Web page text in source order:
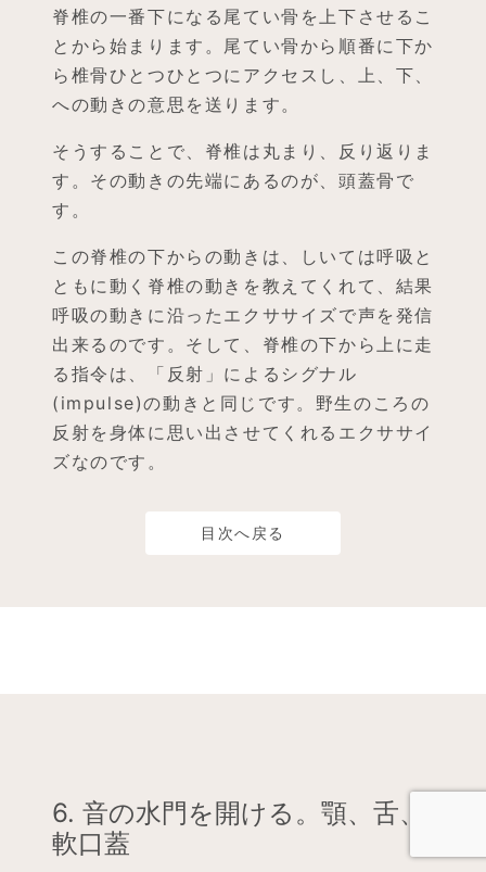
脊椎の一番下になる尾てい骨を上下させるこ
とから始まります。尾てい骨から順番に下か
ら椎骨ひとつひとつにアクセスし、上、下、
への動きの意思を送ります。
そうすることで、脊椎は丸まり、反り返りま
す。その動きの先端にあるのが、頭蓋骨で
す。
この脊椎の下からの動きは、しいては呼吸と
ともに動く脊椎の動きを教えてくれて、結果
呼吸の動きに沿ったエクササイズで声を発信
出来るのです。そして、脊椎の下から上に走
る指令は、「反射」によるシグナル
(impulse)の動きと同じです。野生のころの
反射を身体に思い出させてくれるエクササイ
ズなのです。
目次へ戻る
6. 音の水門を開ける。顎、舌、
軟口蓋